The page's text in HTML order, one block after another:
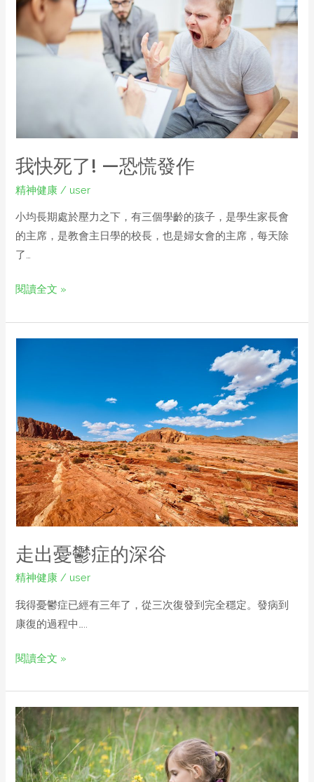
我快死了! —恐慌發作
精神健康 / user
小均長期處於壓力之下，有三個學齡的孩子，是學生家長會
的主席，是教會主日學的校長，也是婦女會的主席，每天除
了…
閱讀全文 »
走出憂鬱症的深谷
精神健康 / user
我得憂鬱症已經有三年了，從三次復發到完全穩定。發病到
康復的過程中…..
閱讀全文 »